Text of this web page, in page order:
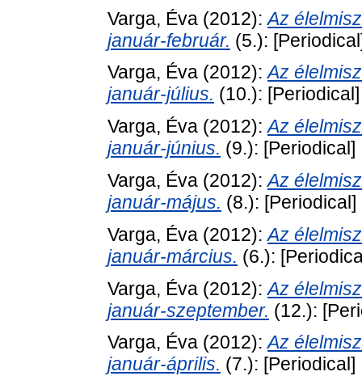
Varga, Éva (2012):Az
január-február. (5.):
Varga, Éva (2012):Az
január-július. (10.): [Periodical]
Varga, Éva (2012):Az
január-június. (9.): [Periodical]
Varga, Éva (2012):Az
január-május. (8.): [Periodical]
Varga, Éva (2012):Az
január-március. (6.):
Varga, Éva (2012):Az
január-szeptember. (12.):
Varga, Éva (2012):Az
január-április. (7.): [Periodical]